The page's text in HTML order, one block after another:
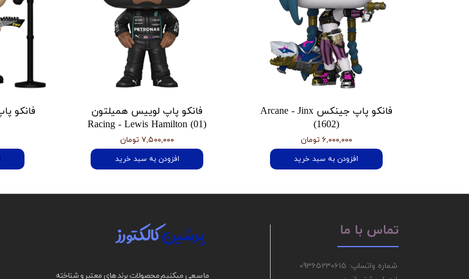
فانکو پاپ جینکس Arcane - Jinx
(1602)
۶,۰۰۰,۰۰۰ تومان
افزودن به سبد خرید
فانکو پاپ لوییس همیلتون
Racing - Lewis Hamilton (01)
۷,۵۰۰,۰۰۰ تومان
افزودن به سبد خرید
ما سعی میکنیم محصولات برند های معتبر و شناخته
پرشینکالکتورز
شماره واتساپ: 09365230615
تماس با ما